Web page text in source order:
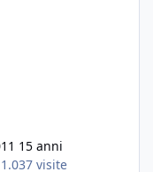
15 anni
1.037 visite